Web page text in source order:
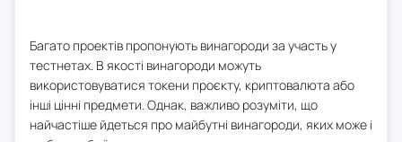
Багато проектів пропонують винагороди за участь у
тестнетах. В якості винагороди можуть
використовуватися токени проєкту, криптовалюта або
інші цінні предмети. Однак, важливо розуміти, що
найчастіше йдеться про майбутні винагороди, яких може і